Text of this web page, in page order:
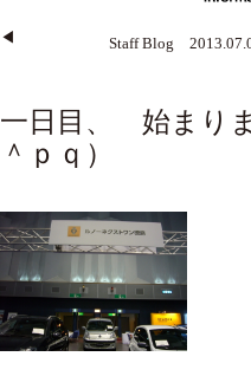
◀︎ Staff Blog
一日目、 始まり
＾ｐｑ）